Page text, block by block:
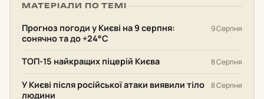
МАТЕРІАЛИ ПО ТЕМІ
Прогноз погоди у Києві на 9 серпня:
сонячно та до +24°С
9 Серпня
ТОП-15 найкращих піцерій Києва 8 Серпня
У Києві після російської атаки виявили тіло
людини
8 Серпня